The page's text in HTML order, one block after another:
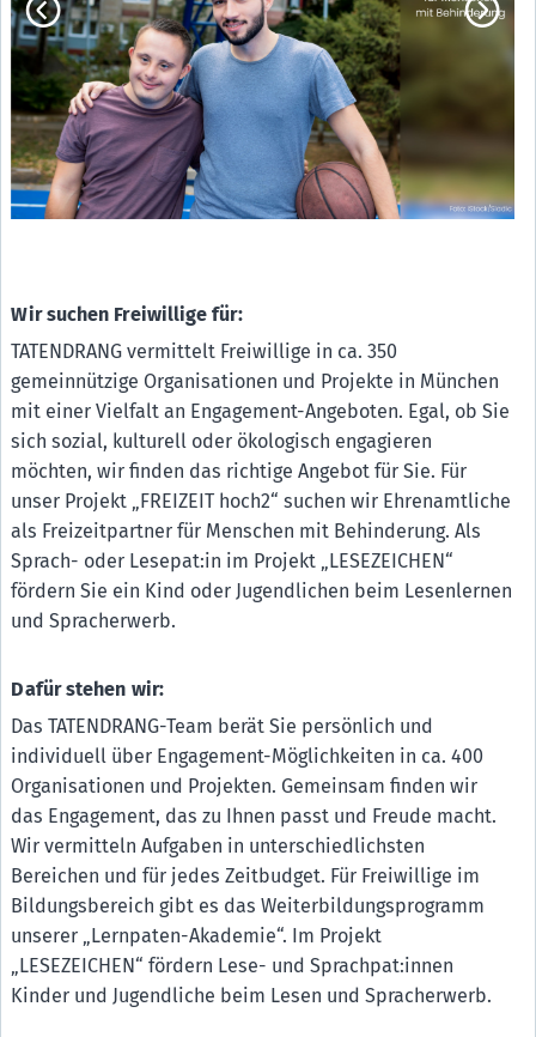
A1 Stiftung Gute-Tat München & Region
Wir suchen Freiwillige für:
TATENDRANG vermittelt Freiwillige in ca. 350
gemeinnützige Organisationen und Projekte in München
mit einer Vielfalt an Engagement-Angeboten. Egal, ob Sie
sich sozial, kulturell oder ökologisch engagieren
möchten, wir finden das richtige Angebot für Sie. Für
unser Projekt „FREIZEIT hoch2“ suchen wir Ehrenamtliche
als Freizeitpartner für Menschen mit Behinderung. Als
Sprach- oder Lesepat:in im Projekt „LESEZEICHEN“
fördern Sie ein Kind oder Jugendlichen beim Lesenlernen
und Spracherwerb.
Dafür stehen wir:
Das TATENDRANG-Team berät Sie persönlich und
individuell über Engagement-Möglichkeiten in ca. 400
Organisationen und Projekten. Gemeinsam finden wir
das Engagement, das zu Ihnen passt und Freude macht.
Wir vermitteln Aufgaben in unterschiedlichsten
Bereichen und für jedes Zeitbudget. Für Freiwillige im
Bildungsbereich gibt es das Weiterbildungsprogramm
unserer „Lernpaten-Akademie“. Im Projekt
„LESEZEICHEN“ fördern Lese- und Sprachpat:innen
Kinder und Jugendliche beim Lesen und Spracherwerb.